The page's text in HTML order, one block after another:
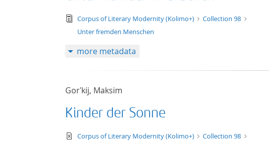
text/tg.edition+tg.aggregation+xml
Corpus of Literary Modernity (Kolimo+)
Collection 98
Unter fremden Menschen
more metadata
Gorʹkij, Maksim
Kinder der Sonne
text/xml
Corpus of Literary Modernity (Kolimo+)
Collection 98